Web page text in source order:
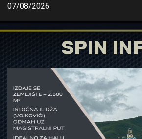
Skip
content
07/08/2026
SPIN